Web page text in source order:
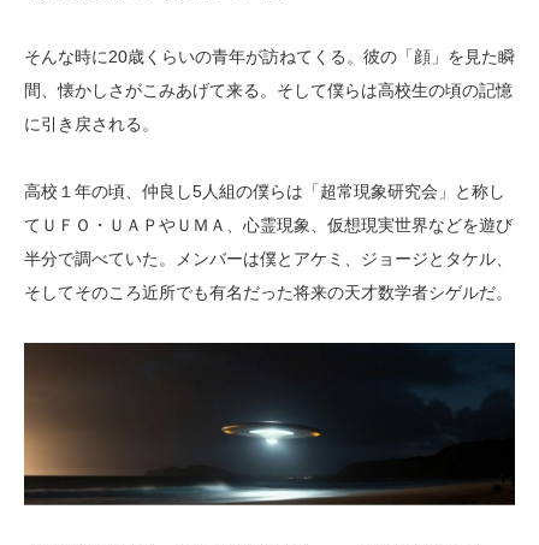
そんな時に20歳くらいの青年が訪ねてくる。彼の「顔」を見た瞬
間、懐かしさがこみあげて来る。そして僕らは高校生の頃の記憶
に引き戻される。
高校１年の頃、仲良し5人組の僕らは「超常現象研究会」と称し
てＵＦＯ・ＵＡＰやＵＭＡ、心霊現象、仮想現実世界などを遊び
半分で調べていた。メンバーは僕とアケミ、ジョージとタケル、
そしてそのころ近所でも有名だった将来の天才数学者シゲルだ。